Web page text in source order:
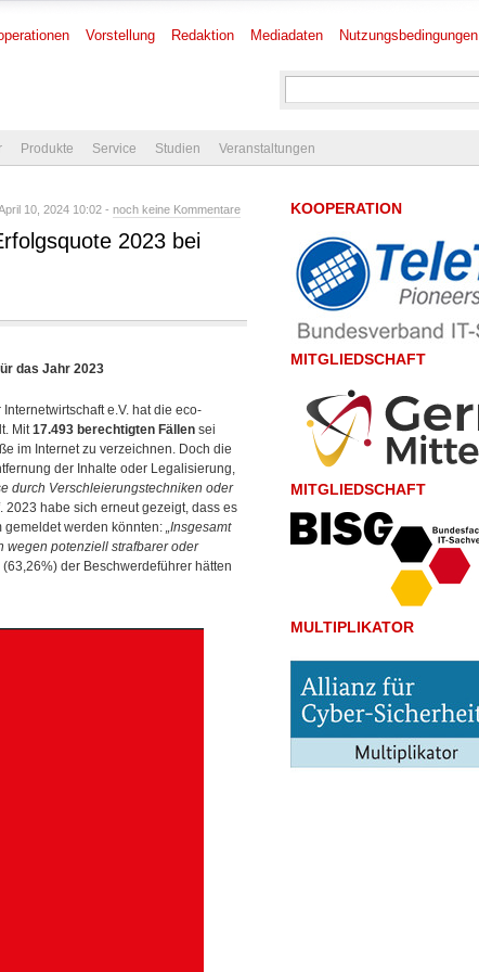
Vorstellung Redaktion Mediadaten Nutzungsbedingungen
Produkte Service Studien Veranstaltungen
10, 2024 10:02 - noch keine Kommentare
2023 bei
das Jahr 2023
e.V. hat die eco-
Mit17.493 berechtigten Fällen sei
im Internet zu verzeichnen. Doch die
der Inhalte oder Legalisierung,
durch Verschleierungstechniken oder
. 2023 habe sich erneut gezeigt, dass es
werden könnten: „Insgesamt
wegen potenziell strafbarer oder
der Beschwerdeführer hätten
KOOPERATION
MITGLIEDSCHAFT
MITGLIEDSCHAFT
MULTIPLIKATOR